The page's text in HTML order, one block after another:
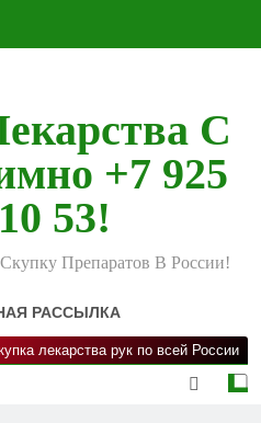
С
+7 925
53!
Препаратов В России!
РАССЫЛКА
лекарства рук по всей России